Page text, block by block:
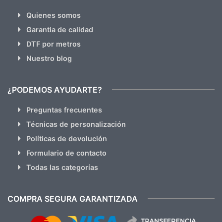
Quienes somos
Garantia de calidad
DTF por metros
Nuestro blog
¿PODEMOS AYUDARTE?
Preguntas frecuentes
Técnicas de personalización
Políticas de devolución
Formulario de contacto
Todas las categorías
COMPRA SEGURA GARANTIZADA